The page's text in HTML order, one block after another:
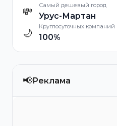
💸
Самый дешевый город
Урус-Мартан
🌙
Круглосуточных компаний
100%
📢Реклама